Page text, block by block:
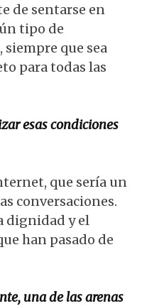
de sentarse en
tipo de
que sea
para todas las
esas condiciones
que sería un
conversaciones.
dignidad y el
han pasado de
una de las arenas